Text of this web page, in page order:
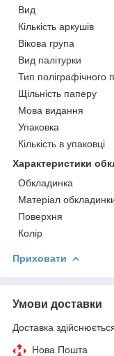
Вид
Кількість аркушів
Вікова група
Вид палітурки
Тип поліграфічного
Щільність паперу
Мова видання
Упаковка
Кількість в упаковці
Характеристики
Обкладинка
Матеріал
Поверхня
Колір
Приховати
Умови доставки
Доставка
Нова Пошта